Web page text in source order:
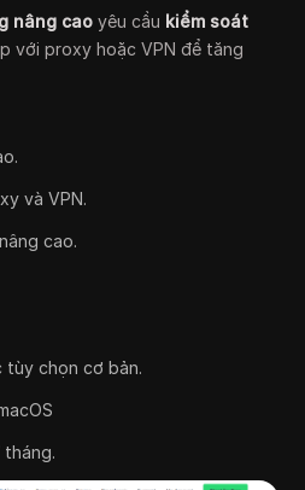
nâng cao yêu cầu kiểm soát
với proxy hoặc VPN để tăng
và VPN.
cao.
tùy chọn cơ bản.
tháng.